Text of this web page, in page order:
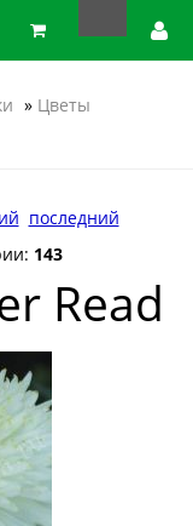
» Цветы
последний
143
Read